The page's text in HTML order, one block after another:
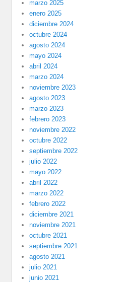
marzo 2025
enero 2025
diciembre 2024
octubre 2024
agosto 2024
mayo 2024
abril 2024
marzo 2024
noviembre 2023
agosto 2023
marzo 2023
febrero 2023
noviembre 2022
octubre 2022
septiembre 2022
julio 2022
mayo 2022
abril 2022
marzo 2022
febrero 2022
diciembre 2021
noviembre 2021
octubre 2021
septiembre 2021
agosto 2021
julio 2021
junio 2021